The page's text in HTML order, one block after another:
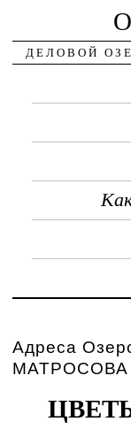
ДЕЛОВОЙ
Адреса
МАТРОСОВА